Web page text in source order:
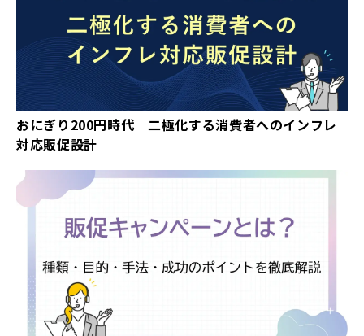
おにぎり200円時代 二極化する消費者へのインフレ
対応販促設計